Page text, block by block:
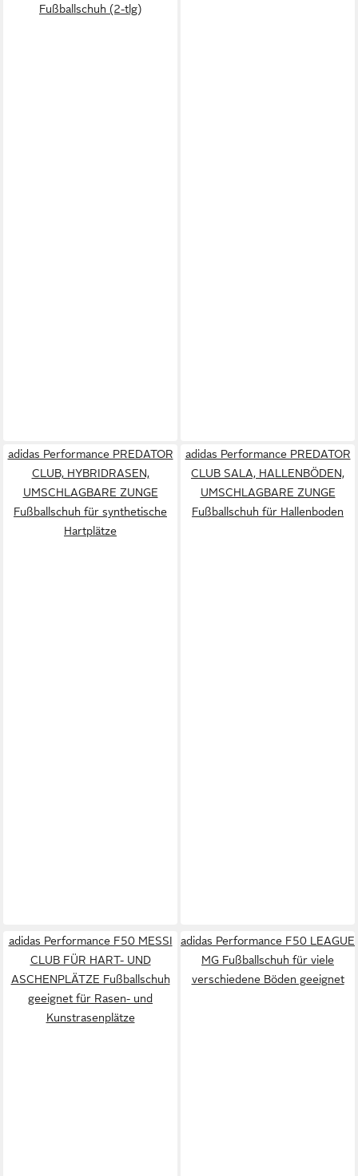
Fußballschuh (2-tlg)
adidas Performance PREDATOR
CLUB, HYBRIDRASEN,
UMSCHLAGBARE ZUNGE
Fußballschuh für synthetische
Hartplätze
adidas Performance PREDATOR
CLUB SALA, HALLENBÖDEN,
UMSCHLAGBARE ZUNGE
Fußballschuh für Hallenboden
adidas Performance F50 MESSI
CLUB FÜR HART- UND
ASCHENPLÄTZE Fußballschuh
geeignet für Rasen- und
Kunstrasenplätze
adidas Performance F50 LEAGUE
MG Fußballschuh für viele
verschiedene Böden geeignet